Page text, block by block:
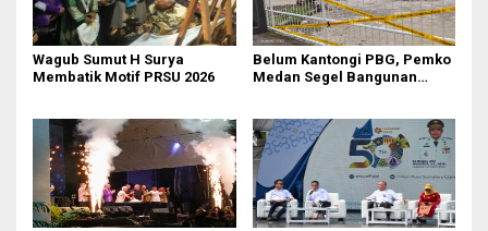
‎Wagub Sumut H Surya
Membatik Motif PRSU 2026
Belum Kantongi PBG, Pemko
Medan Segel Bangunan